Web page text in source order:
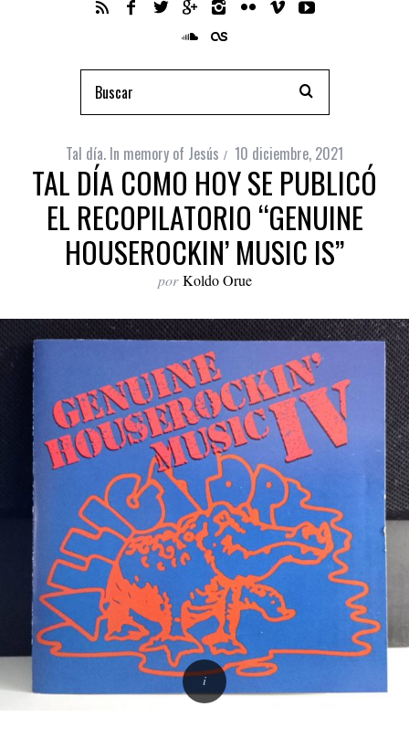
Tal día. In memory of Jesús 10 diciembre, 2021
TAL DÍA COMO HOY SE PUBLICÓ
EL RECOPILATORIO “GENUINE
HOUSEROCKIN’ MUSIC IS”
por Koldo Orue